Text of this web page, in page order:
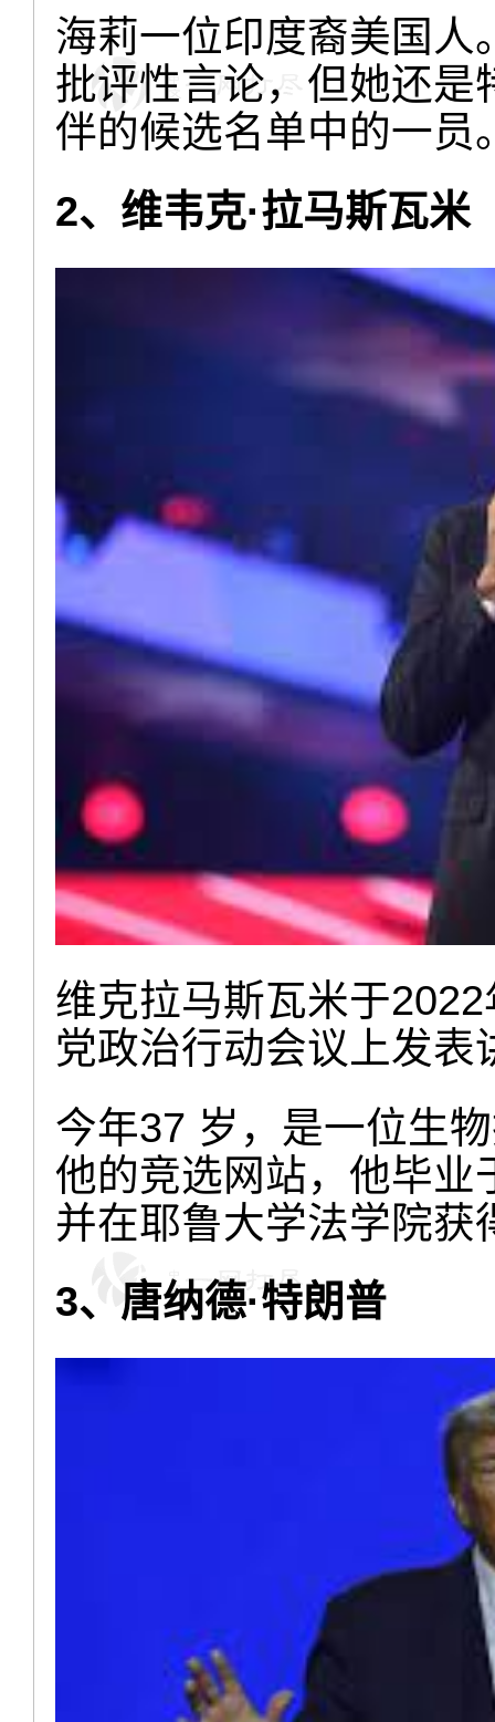
海莉一位印度裔美国人
批评性言论，但她还是
伴的候选名单中的一员
2、维韦克·拉马斯瓦米
维克拉马斯瓦米于
党政治行动会议上发表
今年37 岁，是一位生
他的竞选网站，他毕业
并在耶鲁大学法学院获
3、唐纳德·特朗普